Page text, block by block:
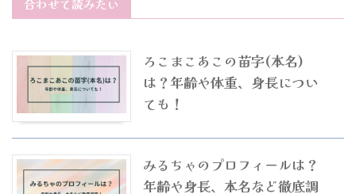
合わせて読みたい
ろこまこあこの苗字(本名)
は？年齢や体重、身長につい
ても！
みるちゃのプロフィールは？
年齢や身長、本名など徹底調